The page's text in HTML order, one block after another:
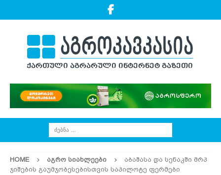
HOME ᲐᲒᲠᲝ ᲡᲘᲐᲮᲚᲔᲔᲑᲘ
აბაშასა და სენაკში მრპ
ჯიშების გაუმჯობესებისთვის საპილოტე ფერმები